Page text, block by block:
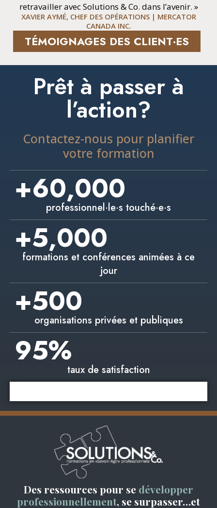
retravailler avec Solutions & Co. dans l’avenir. »
XAVIER AYMÉ, CHEF DES OPÉRATIONS | MERCATOR
CANADA INC.
TÉMOIGNAGES DES CLIENT·ES
Prêt à passer à
l’action?
Contactez-nous pour planifier
votre formation
+60,000
professionnel·le·s touché·e·s
+5,000
formations et conférences animées à ce
jour
+500
organisations privées et publiques
95%
taux de satisfaction
Des ressources pour se développer
professionnellement, se surpasser…et